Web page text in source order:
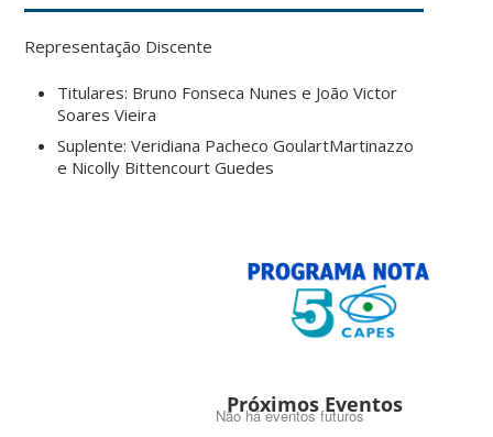
Representação Discente
Titulares: Bruno Fonseca Nunes e João Victor
Soares Vieira
Suplente: Veridiana Pacheco GoulartMartinazzo
e Nicolly Bittencourt Guedes
Próximos Eventos
Não há eventos futuros